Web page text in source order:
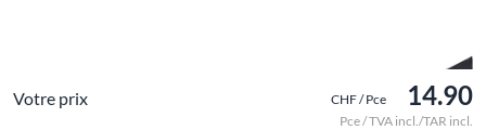
Votre prix CHF / Pce 14.90
Pce / TVA incl./TAR incl.